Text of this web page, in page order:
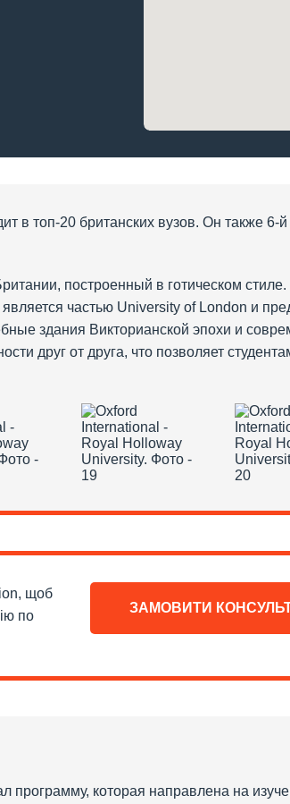
в топ-20 британских вузов. Он также 6-
построенный в готическом
частью University of London и
здания Викторианской эпохи и
друг от друга, что позволяет
щоб
по
ЗАМОВИТИ
программу, которая направлена на